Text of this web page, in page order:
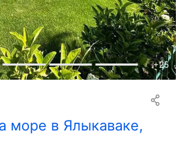
+25
море в Ялыкаваке,